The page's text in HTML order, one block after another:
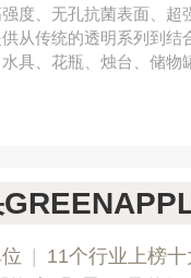
度、无孔抗菌表面、
从传统的透明系列到
具、花瓶、烛台、储物
11个行业上榜十